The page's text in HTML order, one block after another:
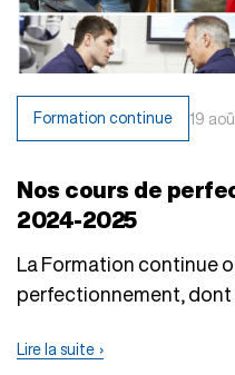
Formation continue 19
Nos cours de
2024‑2025
La Formation continue
perfectionnement, dont
Lire la suite